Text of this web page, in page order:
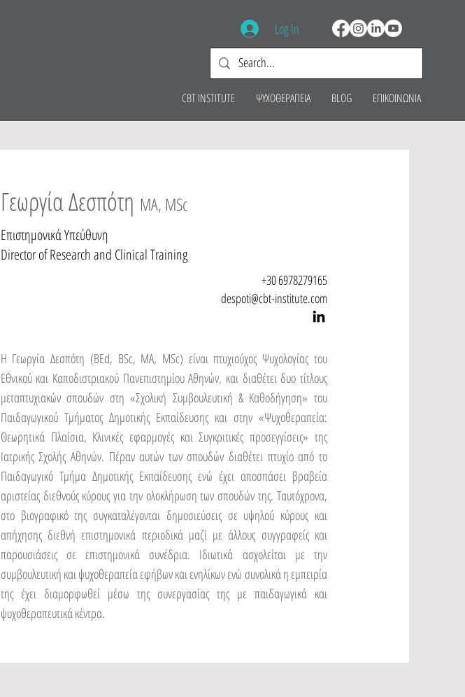
Log In
CBT INSTITUTE ΨΥΧΟΘΕΡΑΠΕΙΑ BLOG ΕΠΙΚΟΙΝΩΝΙΑ
Γεωργία Δεσπότη MA, MSc
Επιστημονικά Υπεύθυνη
Director of Research and Clinical Training
+30 6978279165
despoti@cbt-institute.com
Η Γεωργία Δεσπότη (BEd, BSc, MA, MSc) είναι πτυχιούχος Ψυχολογίας του
Εθνικού και Καποδιστριακού Πανεπιστημίου Αθηνών, και διαθέτει δυο τίτλους
μεταπτυχιακών σπουδών στη «Σχολική Συμβουλευτική & Καθοδήγηση» του
Παιδαγωγικού Τμήματος Δημοτικής Εκπαίδευσης και στην «Ψυχοθεραπεία:
Θεωρητικά Πλαίσια, Κλινικές εφαρμογές και Συγκριτικές προσεγγίσεις» της
Ιατρικής Σχολής Αθηνών. Πέραν αυτών των σπουδών διαθέτει πτυχίο από το
Παιδαγωγικό Τμήμα Δημοτικής Εκπαίδευσης ενώ έχει αποσπάσει βραβεία
αριστείας διεθνούς κύρους για την ολοκλήρωση των σπουδών της. Ταυτόχρονα,
στο βιογραφικό της συγκαταλέγονται δημοσιεύσεις σε υψηλού κύρους και
απήχησης διεθνή επιστημονικά περιοδικά μαζί με άλλους συγγραφείς και
παρουσιάσεις σε επιστημονικά συνέδρια. Ιδιωτικά ασχολείται με την
συμβουλευτική και ψυχοθεραπεία εφήβων και ενηλίκων ενώ συνολικά η εμπειρία
της έχει διαμορφωθεί μέσω της συνεργασίας της με παιδαγωγικά και
ψυχοθεραπευτικά κέντρα.